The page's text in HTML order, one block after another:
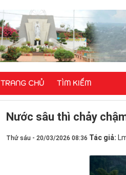
TRANG CHỦ TÌM KIẾM
Nước sâu thì chảy
Thứ sáu - 20/03/2026 08:36 Tác giả: